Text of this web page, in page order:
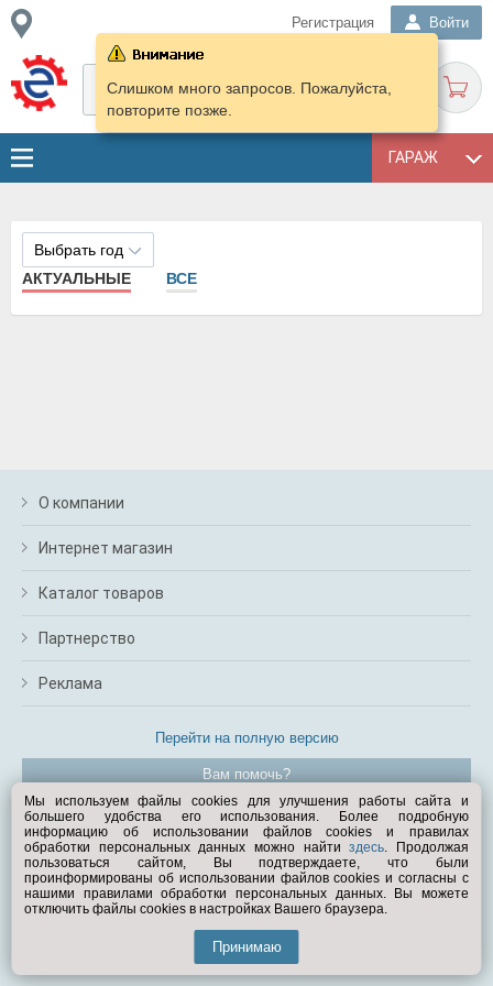
Регистрация Войти
ГАРАЖ
Слишком много запросов. Пожалуйста,
повторите позже.
Выбрать год
АКТУАЛЬНЫЕ
ВСЕ
О компании
Интернет магазин
Каталог товаров
Партнерство
Реклама
Перейти на полную версию
Вам помочь?
© Exist.ru 1998—2026
Мы используем файлы cookies для улучшения работы сайта и
большего удобства его использования. Более подробную
информацию об использовании файлов cookies и правилах
обработки персональных данных можно найтиздесь. Продолжая
пользоваться сайтом, Вы подтверждаете, что были
проинформированы об использовании файлов cookies и согласны с
нашими правилами обработки персональных данных. Вы можете
отключить файлы cookies в настройках Вашего браузера.
Принимаю